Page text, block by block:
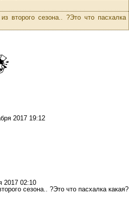
второго сезона.. ?Это что пасхалка
2017 19:12
2017 02:10
сезона.. ?Это что пасхалка какая?